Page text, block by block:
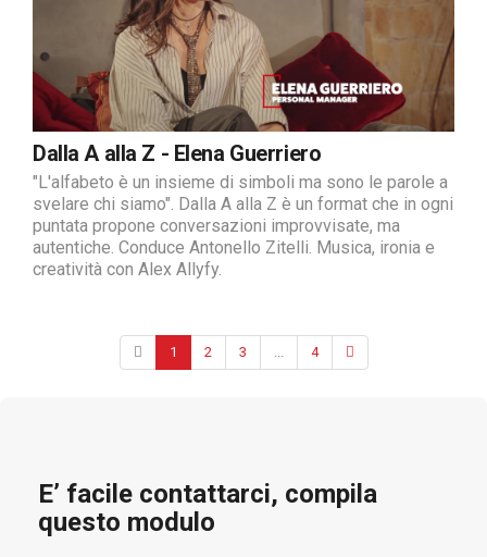
Dalla A alla Z - Elena Guerriero
"L'alfabeto è un insieme di simboli ma sono le parole a
svelare chi siamo". Dalla A alla Z è un format che in ogni
puntata propone conversazioni improvvisate, ma
autentiche. Conduce Antonello Zitelli. Musica, ironia e
creatività con Alex Allyfy.
1 2 3 ... 4
E’ facile contattarci, compila
questo modulo